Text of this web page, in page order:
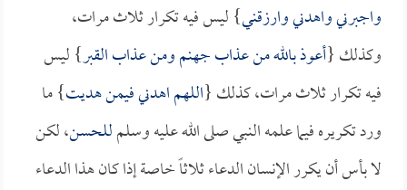
واجبرني واهدني وارزقني} ليس فيه تكرار ثلاث مرات،
وكذلك {أعوذ بالله من عذاب جهنم ومن عذاب القبر} ليس
فيه تكرار ثلاث مرات، كذلك {اللهم اهدني فيمن هديت} ما
ورد تكريره فيما علمه النبي صلى الله عليه وسلمللحسن، لكن
لا بأس أن يكرر الإنسان الدعاء ثلاثاً خاصة إذا كان هذا الدعاء